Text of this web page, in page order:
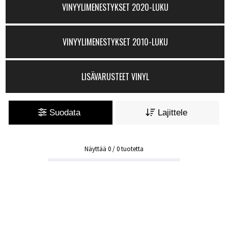
VINYYLIMENESTYKSET 2020-LUKU
VINYYLIMENESTYKSET 2010-LUKU
LISÄVARUSTEET VINYL
Suodata Lajittele
Näyttää 0/0tuotetta